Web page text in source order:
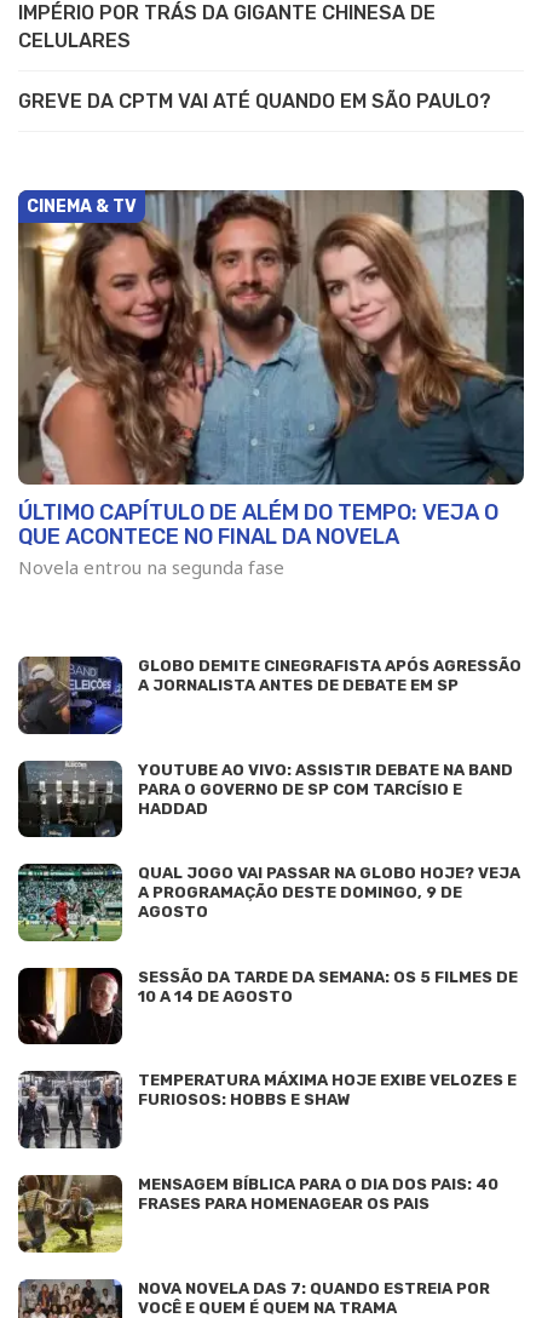
IMPÉRIO POR TRÁS DA GIGANTE CHINESA DE
CELULARES
GREVE DA CPTM VAI ATÉ QUANDO EM SÃO PAULO?
CINEMA & TV
ÚLTIMO CAPÍTULO DE ALÉM DO TEMPO: VEJA O
QUE ACONTECE NO FINAL DA NOVELA
Novela entrou na segunda fase
GLOBO DEMITE CINEGRAFISTA APÓS AGRESSÃO
A JORNALISTA ANTES DE DEBATE EM SP
YOUTUBE AO VIVO: ASSISTIR DEBATE NA BAND
PARA O GOVERNO DE SP COM TARCÍSIO E
HADDAD
QUAL JOGO VAI PASSAR NA GLOBO HOJE? VEJA
A PROGRAMAÇÃO DESTE DOMINGO, 9 DE
AGOSTO
SESSÃO DA TARDE DA SEMANA: OS 5 FILMES DE
10 A 14 DE AGOSTO
TEMPERATURA MÁXIMA HOJE EXIBE VELOZES E
FURIOSOS: HOBBS E SHAW
MENSAGEM BÍBLICA PARA O DIA DOS PAIS: 40
FRASES PARA HOMENAGEAR OS PAIS
NOVA NOVELA DAS 7: QUANDO ESTREIA POR
VOCÊ E QUEM É QUEM NA TRAMA